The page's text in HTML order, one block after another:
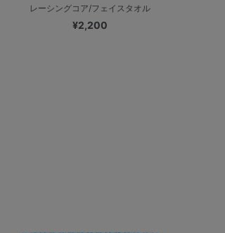
レーシングコア/フェイスタオル
¥2,200